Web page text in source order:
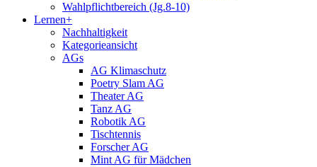
Wahlpflichtbereich (Jg.8-10)
Lernen+
Nachhaltigkeit
Kategorieansicht
AGs
AG Klimaschutz
Poetry Slam AG
Theater AG
Tanz AG
Robotik AG
Tischtennis
Forscher AG
Mint AG für Mädchen